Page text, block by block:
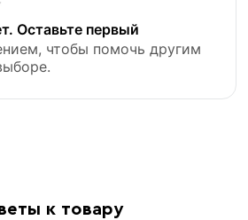
Оставьте первый
чтобы помочь другим
к товару